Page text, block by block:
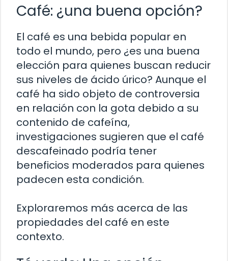
Café: ¿una buena opción?
El café es una bebida popular en
todo el mundo, pero ¿es una buena
elección para quienes buscan reducir
sus niveles de ácido úrico? Aunque el
café ha sido objeto de controversia
en relación con la gota debido a su
contenido de cafeína,
investigaciones sugieren que el café
descafeinado podría tener
beneficios moderados para quienes
padecen esta condición.
Exploraremos más acerca de las
propiedades del café en este
contexto.